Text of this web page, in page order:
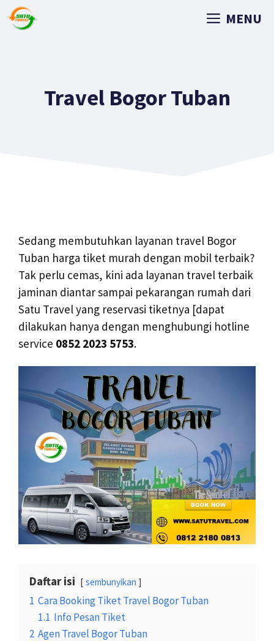
MENU
Travel Bogor Tuban
Sedang membutuhkan layanan travel Bogor
Tuban harga tiket murah dengan mobil terbaik?
Tak perlu cemas, kini ada layanan travel terbaik
jaminan diantar sampai pekarangan rumah dari
Satu Travel yang reservasi tiketnya [dapat
dilakukan hanya dengan menghubungi hotline
service 0852 2023 5753.
Daftar isi sembunyikan
1 Cara Booking Tiket Travel Bogor Tuban
1.1 Info Pesan Tiket
2 Agen Travel Bogor Tuban